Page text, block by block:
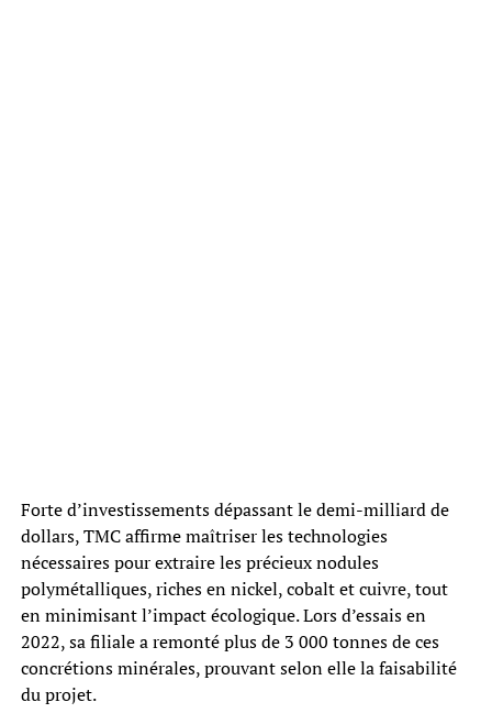
Forte d’investissements dépassant le demi-milliard de
dollars, TMC affirme maîtriser les technologies
nécessaires pour extraire les précieux nodules
polymétalliques, riches en nickel, cobalt et cuivre, tout
en minimisant l’impact écologique. Lors d’essais en
2022, sa filiale a remonté plus de 3 000 tonnes de ces
concrétions minérales, prouvant selon elle la faisabilité
du projet.